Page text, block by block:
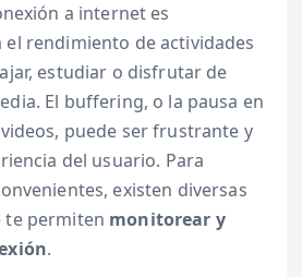
a internet es
rendimiento de actividades
estudiar o disfrutar de
El buffering, o la pausa en
puede ser frustrante y
del usuario. Para
existen diversas
te permiten monitorear y
.